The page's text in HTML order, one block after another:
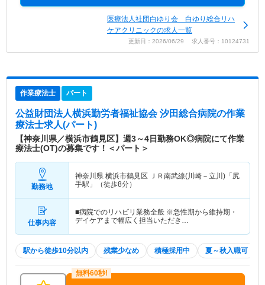
医療法人社団白ゆり会 白ゆり総合リハ
ケアクリニックの求人一覧
更新日：2026/06/29 求人番号：10124731
作業療法士 パート
公益財団法人横浜勤労者福祉協会 汐田総合病院の作業
療法士求人(パート)
【神奈川県／横浜市鶴見区】週3～4日勤務OK◎病院にて作業
療法士(OT)の募集です！＜パート＞
勤務地
神奈川県 横浜市鶴見区 ＪＲ南武線(川崎－立川)「尻
手駅」（徒歩8分）
仕事内容
■病院でのリハビリ業務全般 ※急性期から維持期・
デイケアまで幅広く担当いただき…
駅から徒歩10分以内 残業少なめ 積極採用中 夏～秋入職可